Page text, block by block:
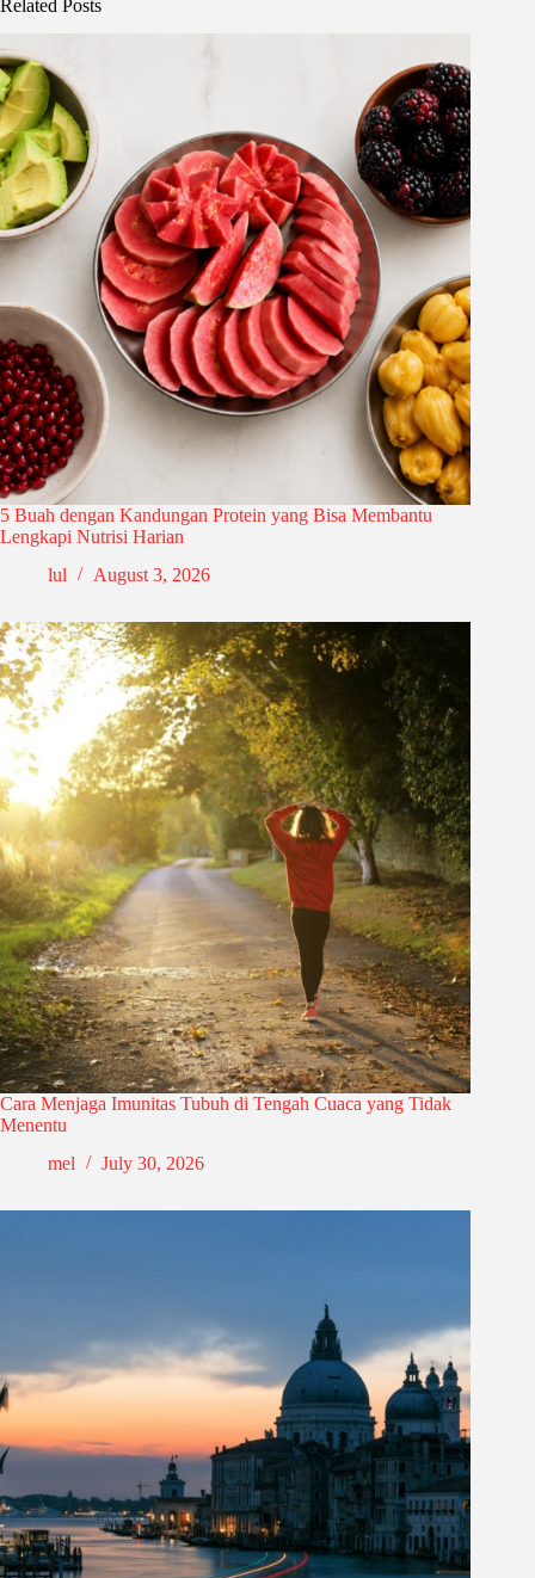
Related Posts
5 Buah dengan Kandungan Protein yang Bisa Membantu
Lengkapi Nutrisi Harian
lul
August 3, 2026
Cara Menjaga Imunitas Tubuh di Tengah Cuaca yang Tidak
Menentu
mel
July 30, 2026